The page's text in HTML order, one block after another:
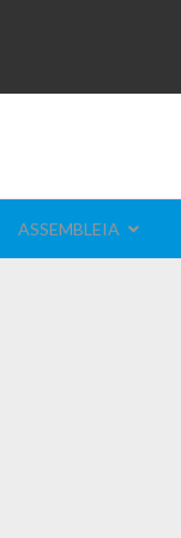
ASSEMBLEIA